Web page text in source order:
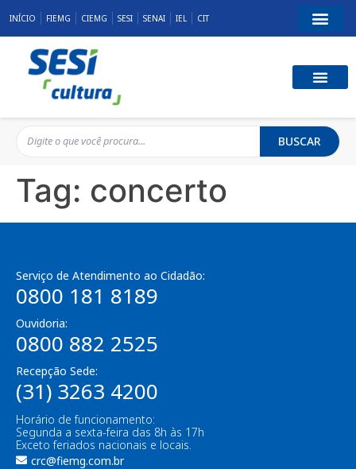
INÍCIO FIEMG CIEMG SESI SENAI IEL CIT
BUSCAR
Tag: concerto
Serviço de Atendimento ao Cidadão:
0800 181 8189
Ouvidoria:
0800 882 2525
Recepção Sede:
(31) 3263 4200
Horário de funcionamento:
Segunda a sexta-feira das 8h às 17h
Exceto feriados nacionais e locais.
crc@fiemg.com.br